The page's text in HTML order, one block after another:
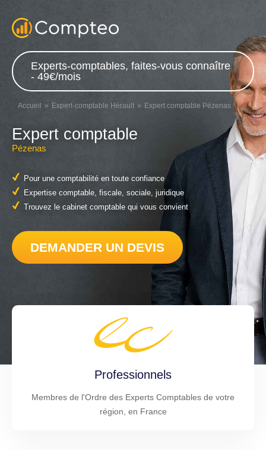
Experts-comptables, faites-vous connaître
- 49€/mois
Accueil Expert-comptable Hérault Expert comptable Pézenas
Expert comptable
Pézenas
Pour une comptabilité en toute confiance
Expertise comptable, fiscale, sociale, juridique
Trouvez le cabinet comptable qui vous convient
DEMANDER UN DEVIS
Professionnels
Membres de l'Ordre des Experts Comptables de votre
région, en France